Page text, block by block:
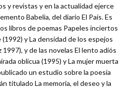
y revistas y en la actualidad ejerce
Babelia, del diario El País. Es
libros de poemas Papeles inciertos
y La densidad de los espejos
1997), y de las novelas El lento adiós
oblicua (1995) y La mujer muerta
un estudio sobre la poesía
titulado La memoria, el deseo y la